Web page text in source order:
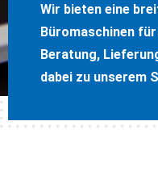
Wir bieten eine
Büromaschinen
Beratung,
dabei zu unserem